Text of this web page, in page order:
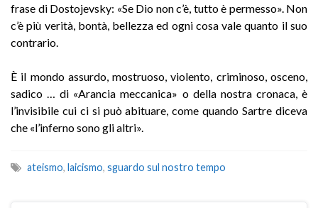
frase di Dostojevsky: «Se Dio non c’è, tutto è permesso». Non
c’è più verità, bontà, bellezza ed ogni cosa vale quanto il suo
contrario.
È il mondo assurdo, mostruoso, violento, criminoso, osceno,
sadico … di «Arancia meccanica» o della nostra cronaca, è
l’invisibile cui ci si può abituare, come quando Sartre diceva
che «l’inferno sono gli altri».
ateismo, laicismo, sguardo sul nostro tempo